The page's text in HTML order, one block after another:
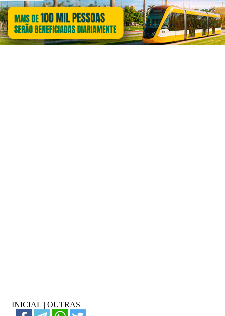
INICIAL | OUTRAS